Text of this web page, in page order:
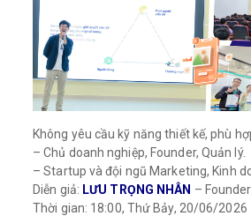
Không yêu cầu kỹ năng thiết kế, phù
– Chủ doanh nghiệp, Founder, Quản lý.
– Startup và đội ngũ Marketing, Kinh
Diễn giả: LƯU TRỌNG NHÂN –
Thời gian: 18:00, Thứ Bảy, 20/06/2026